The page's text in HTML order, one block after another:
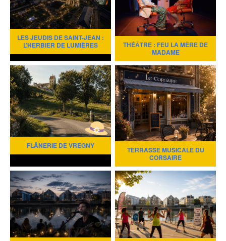
LES JEUDIS DE SAINT-JEAN :
L’HERBIER DE LUMIÈRES
THÉÂTRE : FEU LA MÈRE DE
MADAME
FLÂNERIE DE VREGNY
TERRASSE MUSICALE DU
CORSAIRE